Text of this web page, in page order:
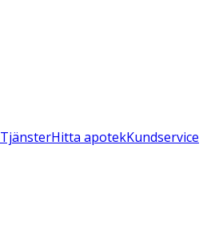
TjänsterHitta apotekKundservice